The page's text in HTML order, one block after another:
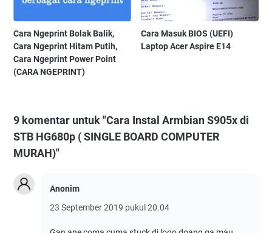
Cara Ngeprint Bolak Balik,
Cara Ngeprint Hitam Putih,
Cara Ngeprint Power Point
(CARA NGEPRINT)
Cara Masuk BIOS (UEFI)
Laptop Acer Aspire E14
9 komentar untuk "Cara Instal Armbian S905x di
STB HG680p ( SINGLE BOARD COMPUTER
MURAH)"
Anonim
23 September 2019 pukul 20.04